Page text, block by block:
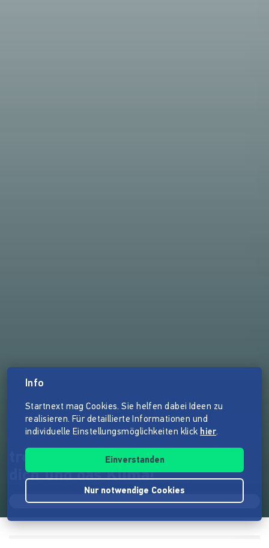
tretty – Tretroller Sharing für
dich und das Klima!
Info
Startnext mag Cookies. Sie helfen dabei Ideen zu
realisieren. Für detaillierte Informationen und
individuelle Einstellungsmöglichkeiten klick hier.
Einverstanden
Nur notwendige Cookies